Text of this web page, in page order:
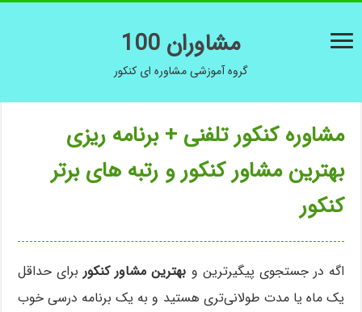
مشاوران 100
گروه آموزشی مشاوره ای کنکور
مشاوره کنکور تلفنی + برنامه ریزی
بهترین مشاور کنکور و رتبه های برتر
کنکور
اگه در جستجوی پیگیرترین و بهترین مشاور کنکوربرای حداقل
یک ماه یا مدت طولانی‌تری هستید و به یک برنامه درسی خوب